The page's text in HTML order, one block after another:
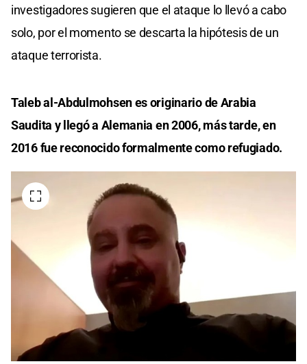
investigadores sugieren que el ataque lo llevó a cabo
solo, por el momento se descarta la hipótesis de un
ataque terrorista.
Taleb al-Abdulmohsen es originario de Arabia
Saudita y llegó a Alemania en 2006, más tarde, en
2016 fue reconocido formalmente como refugiado.